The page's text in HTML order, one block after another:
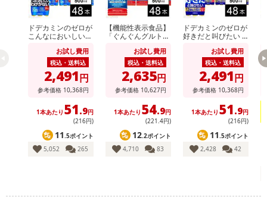
発送日カレンダー
ドデカミンのゼロが
こんなにおいしいわ
お試し費用
税込・送料込
2,491円
参考価格 10,368円
1本あたり 51.9円
(216円)
11 .5ポイント
5,052
265
【機能性表示食品】
「ぐんぐんグルトα
お試し費用
税込・送料込
2,635円
参考価格 10,627円
1本あたり 54.9円
(221 .4円)
12.2ポイント
4,710
83
ドデカミンのゼロが
好きだと叫びたい P
お試し費用
税込・送料込
2,491円
参考価格 10,368円
1本あたり 51.9円
(216円)
11 .5ポイント
2,428
42